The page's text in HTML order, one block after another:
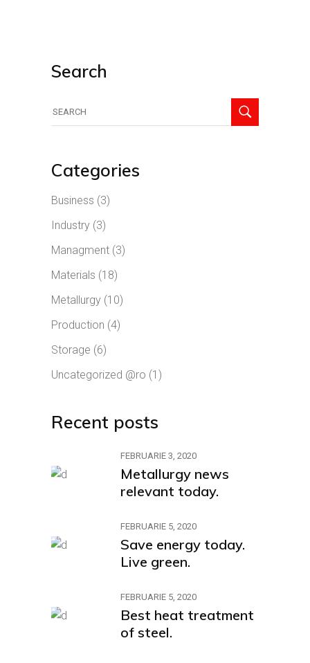
Search
Categories
Business (3)
Industry (3)
Managment (3)
Materials (18)
Metallurgy (10)
Production (4)
Storage (6)
Uncategorized @ro (1)
Recent posts
FEBRUARIE 3, 2020
Metallurgy news
relevant today.
FEBRUARIE 5, 2020
Save energy today.
Live green.
FEBRUARIE 5, 2020
Best heat treatment
of steel.